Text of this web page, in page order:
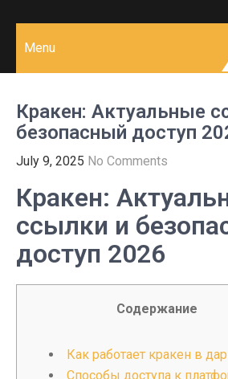
Menu
Кракен: Актуальные
безопасный доступ
July 9, 2025 No Comments
Кракен:
ссылки и
доступ 2026
Содержание
Как работает кракен в
Способы доступа к